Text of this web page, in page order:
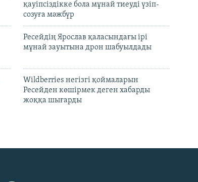
қауіпсіздікке бола мұнай тиеуді үзіп-
созуға мәжбүр
Ресейдің Ярослав қаласындағы ірі
мұнай зауытына дрон шабуылдады
Wildberries негізгі қоймаларын
Ресейден көшірмек деген хабарды
жоққа шығарды